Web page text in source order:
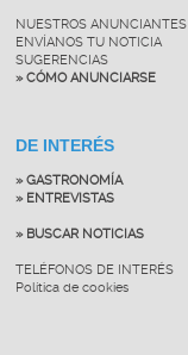
NUESTROS ANUNCIANTES
ENVÍANOS TU NOTICIA
SUGERENCIAS
» CÓMO ANUNCIARSE
DE INTERÉS
» GASTRONOMÍA
» ENTREVISTAS
» BUSCAR NOTICIAS
TELÉFONOS DE INTERÉS
Política de cookies